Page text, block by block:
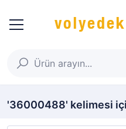
'36000488' kelimesi